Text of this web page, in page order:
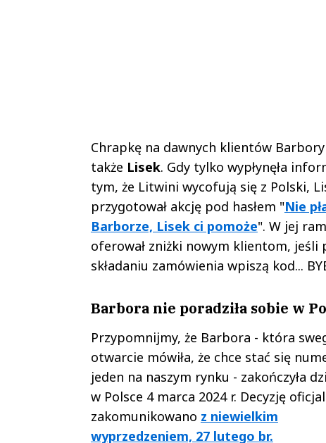
Chrapkę na dawnych klientów
także Lisek. Gdy tylko wypłynęła
tym, że Litwini wycofują się z Polski,
przygotował akcję pod hasłem "Nie
Barborze, Lisek ci pomoże". W jej
oferował zniżki nowym klientom, jeśli
składaniu zamówienia wpiszą kod...
Barbora nie poradziła sobie w
Przypomnijmy, że Barbora - która
otwarcie mówiła, że chce stać się
jeden na naszym rynku - zakończyła
w Polsce 4 marca 2024 r. Decyzję
zakomunikowano z niewielkim
wyprzedzeniem, 27 lutego br.